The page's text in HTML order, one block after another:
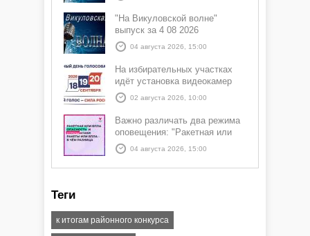
"На Викуловской волне"
выпуск за 4 08 2026
04 августа 2026, 15:00
На избирательных участках
идёт установка видеокамер
02 августа 2026, 10:00
Важно различать два режима
оповещения: "Ракетная или
БПЛА опасность" и "Угроза
атаки ракеты или БПЛА"
04 августа 2026, 15:00
Теги
к итогам районного конкурса